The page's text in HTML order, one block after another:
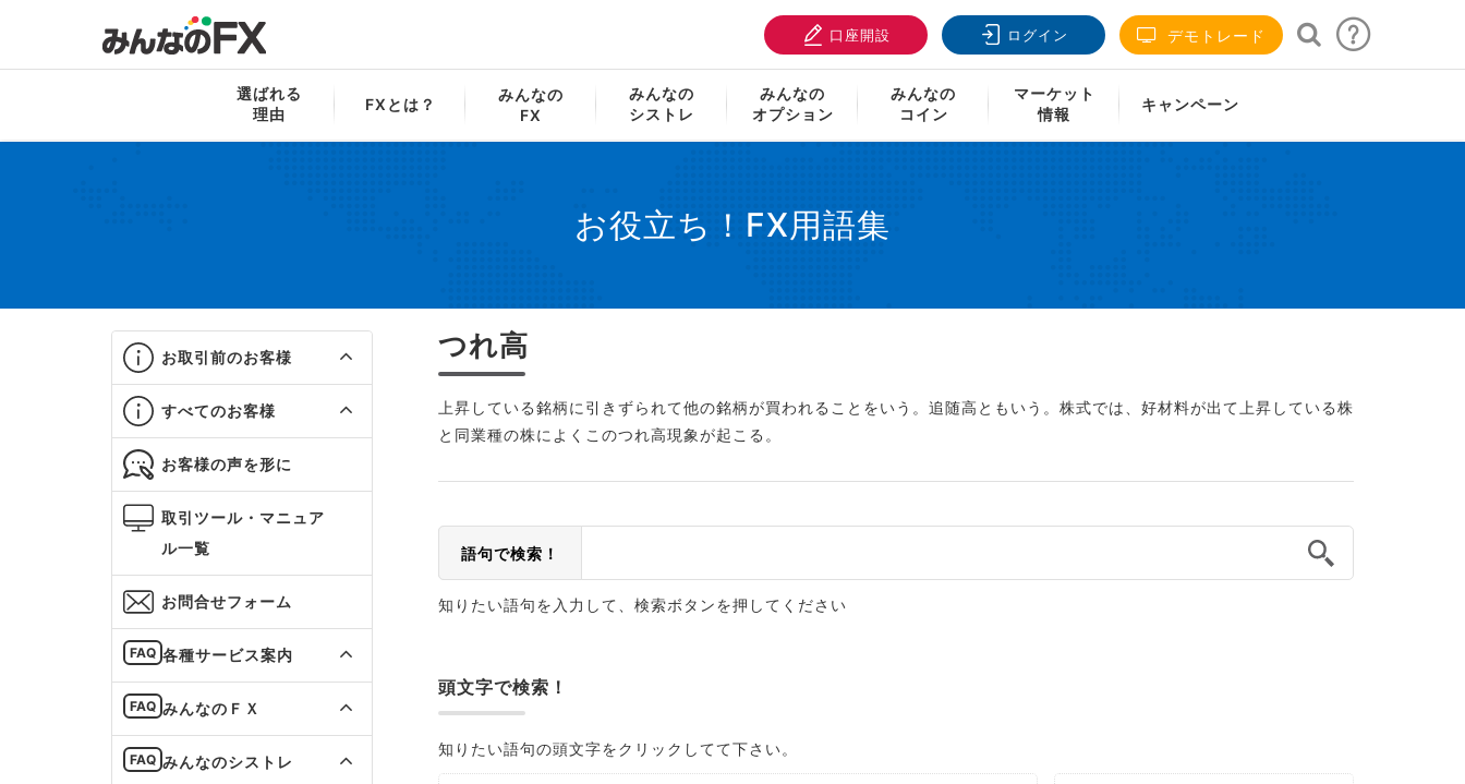
口座開設 ログイン デモトレード
選ばれる
理由
FXとは？
みんなの
FX
みんなの
シストレ
みんなの
オプション
みんなの
コイン
マーケット
情報
キャンペーン
お役立ち！FX用語集
お役立ち！FX用語集 つれ高
つれ高
上昇している銘柄に引きずられて他の銘柄が買われることをいう。追随高ともいう。株式では、好材料が出て上昇している株
と同業種の株によくこのつれ高現象が起こる。
語句で検索！
知りたい語句を入力して、検索ボタンを押してください
頭文字で検索！
知りたい語句の頭文字をクリックしてて下さい。
お取引前のお客様
すべてのお客様
お客様の声を形に
取引ツール・マニュア
ル一覧
お問合せフォーム
各種サービス案内
みんなのＦＸ
みんなのシストレ